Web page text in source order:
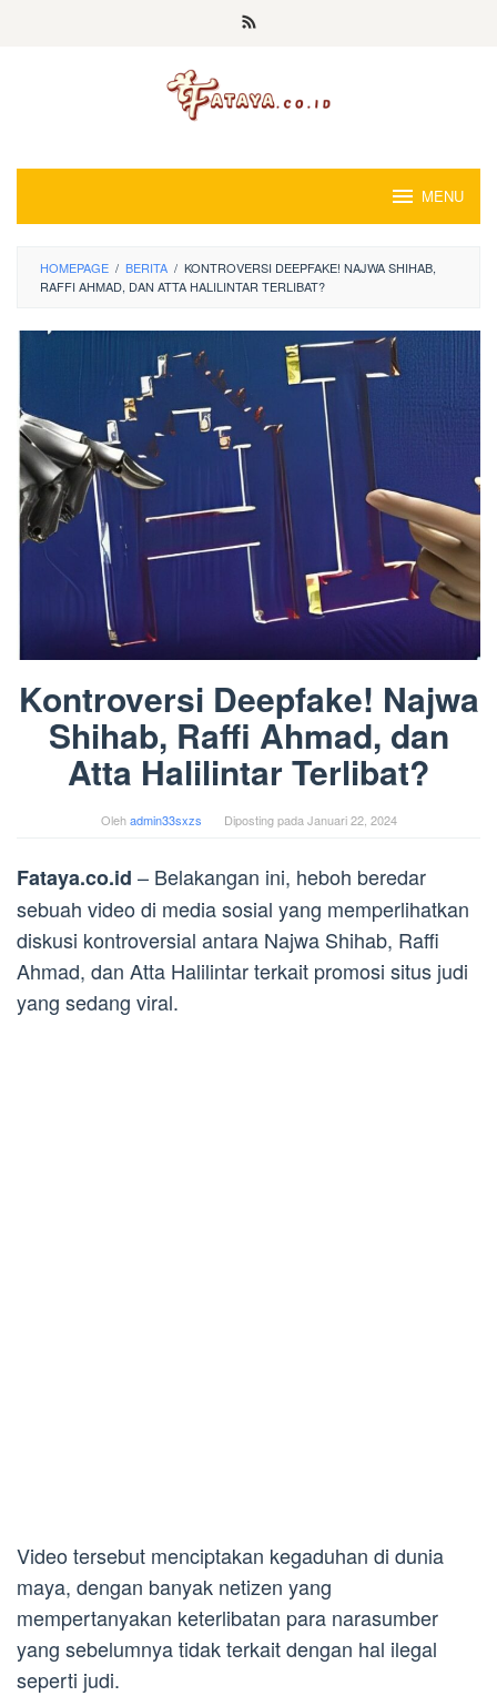
MENU
HOMEPAGE / BERITA / KONTROVERSI DEEPFAKE! NAJWA SHIHAB,
RAFFI AHMAD, DAN ATTA HALILINTAR TERLIBAT?
Kontroversi Deepfake! Najwa
Shihab, Raffi Ahmad, dan
Atta Halilintar Terlibat?
Olehadmin33sxzs Diposting pada Januari 22, 2024
Fataya.co.id – Belakangan ini, heboh beredar
sebuah video di media sosial yang memperlihatkan
diskusi kontroversial antara Najwa Shihab, Raffi
Ahmad, dan Atta Halilintar terkait promosi situs judi
yang sedang viral.
Video tersebut menciptakan kegaduhan di dunia
maya, dengan banyak netizen yang
mempertanyakan keterlibatan para narasumber
yang sebelumnya tidak terkait dengan hal ilegal
seperti judi.